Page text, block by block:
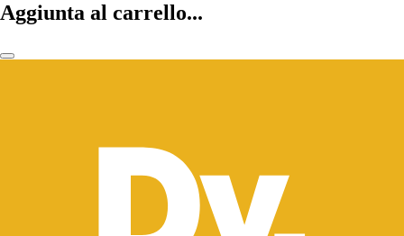
Aggiunta al carrello...